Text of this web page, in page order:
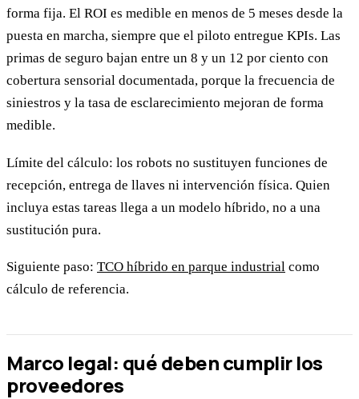
forma fija. El ROI es medible en menos de 5 meses desde la
puesta en marcha, siempre que el piloto entregue KPIs. Las
primas de seguro bajan entre un 8 y un 12 por ciento con
cobertura sensorial documentada, porque la frecuencia de
siniestros y la tasa de esclarecimiento mejoran de forma
medible.
Límite del cálculo: los robots no sustituyen funciones de
recepción, entrega de llaves ni intervención física. Quien
incluya estas tareas llega a un modelo híbrido, no a una
sustitución pura.
Siguiente paso: TCO híbrido en parque industrial como
cálculo de referencia.
Marco legal: qué deben cumplir los
proveedores